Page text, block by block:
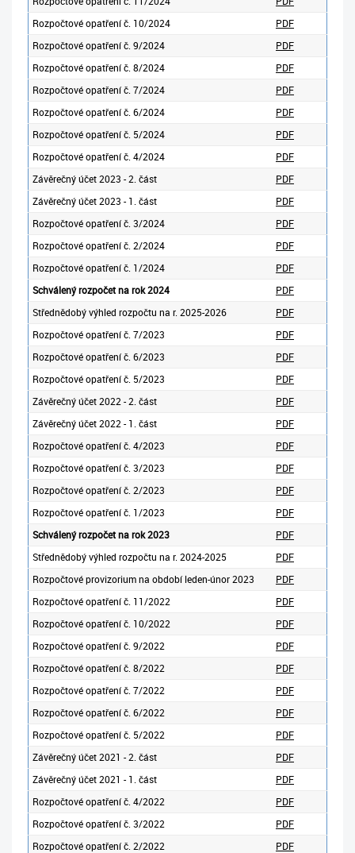
Rozpočtové opatření č. 10/2024
PDF
Rozpočtové opatření č. 9/2024
PDF
Rozpočtové opatření č. 8/2024
PDF
Rozpočtové opatření č. 7/2024
PDF
Rozpočtové opatření č. 6/2024
PDF
Rozpočtové opatření č. 5/2024
PDF
Rozpočtové opatření č. 4/2024
PDF
Závěrečný účet 2023 - 2. část
PDF
Závěrečný účet 2023 - 1. část
PDF
Rozpočtové opatření č. 3/2024
PDF
Rozpočtové opatření č. 2/2024
PDF
Rozpočtové opatření č. 1/2024
PDF
Schválenýrozpočet na rok 2024
PDF
Střednědobý výhled rozpočtu na r. 2025-2026
PDF
Rozpočtové opatření č. 7/2023
PDF
Rozpočtové opatření č. 6/2023
PDF
Rozpočtové opatření č. 5/2023
PDF
Závěrečný účet 2022 - 2. část
PDF
Závěrečný účet 2022 - 1. část
PDF
Rozpočtové opatření č. 4/2023
PDF
Rozpočtové opatření č. 3/2023
PDF
Rozpočtové opatření č. 2/2023
PDF
Rozpočtové opatření č. 1/2023
PDF
Schválený rozpočet na rok 2023
PDF
Střednědobý výhled rozpočtu na r. 2024-2025
PDF
Rozpočtové provizorium na období leden-únor 2023
PDF
Rozpočtové opatření č. 11/2022
PDF
Rozpočtové opatření č. 10/2022
PDF
Rozpočtové opatření č. 9/2022
PDF
Rozpočtové opatření č. 8/2022
PDF
Rozpočtové opatření č. 7/2022
PDF
Rozpočtové opatření č. 6/2022
PDF
Rozpočtové opatření č. 5/2022
PDF
Závěrečný účet 2021 - 2. část
PDF
Závěrečný účet 2021 - 1. část
PDF
Rozpočtové opatření č. 4/2022
PDF
Rozpočtové opatření č. 3/2022
PDF
Rozpočtové opatření č. 2/2022
PDF